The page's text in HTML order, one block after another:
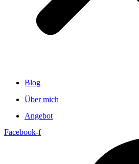
Blog
Über mich
Angebot
Facebook-f